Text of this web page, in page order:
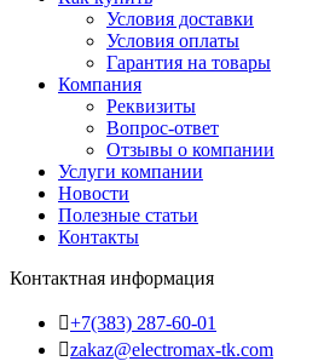
Условия доставки
Условия оплаты
Гарантия на товары
Компания
Реквизиты
Вопрос-ответ
Отзывы о компании
Услуги компании
Новости
Полезные статьи
Контакты
Контактная информация
+7(383) 287-60-01
zakaz@electromax-tk.com